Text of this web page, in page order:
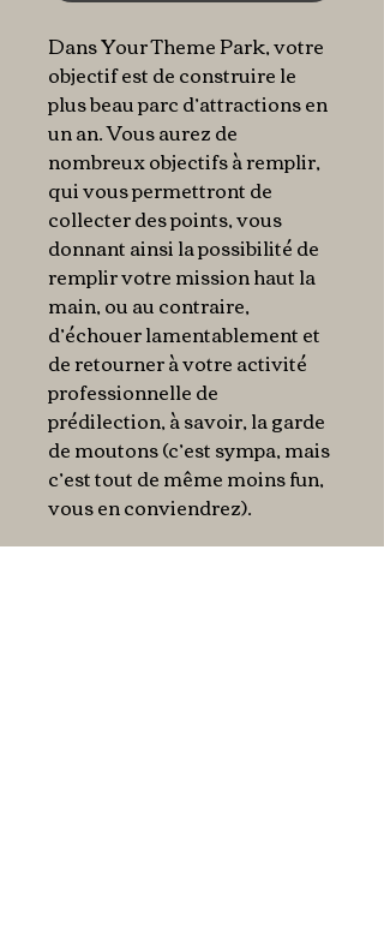
Dans Your Theme Park, votre
objectif est de construire le
plus beau parc d’attractions en
un an. Vous aurez de
nombreux objectifs à remplir,
qui vous permettront de
collecter des points, vous
donnant ainsi la possibilité de
remplir votre mission haut la
main, ou au contraire,
d’échouer lamentablement et
de retourner à votre activité
professionnelle de
prédilection, à savoir, la garde
de moutons (c’est sympa, mais
c’est tout de même moins fun,
vous en conviendrez).